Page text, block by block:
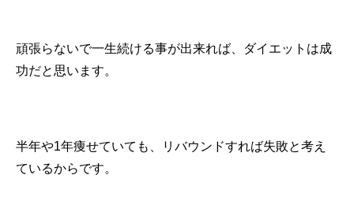
頑張らないで一生続ける事が出来れば、ダイエットは成
功だと思います。
半年や1年痩せていても、リバウンドすれば失敗と考え
ているからです。